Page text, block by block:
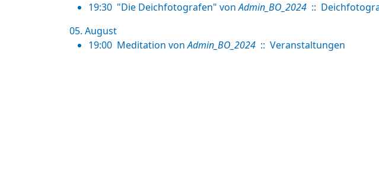
19:30 "Die Deichfotografen" von Admin_BO_2024 ::
05. August
19:00 Meditation von Admin_BO_2024 :: Veranstaltungen